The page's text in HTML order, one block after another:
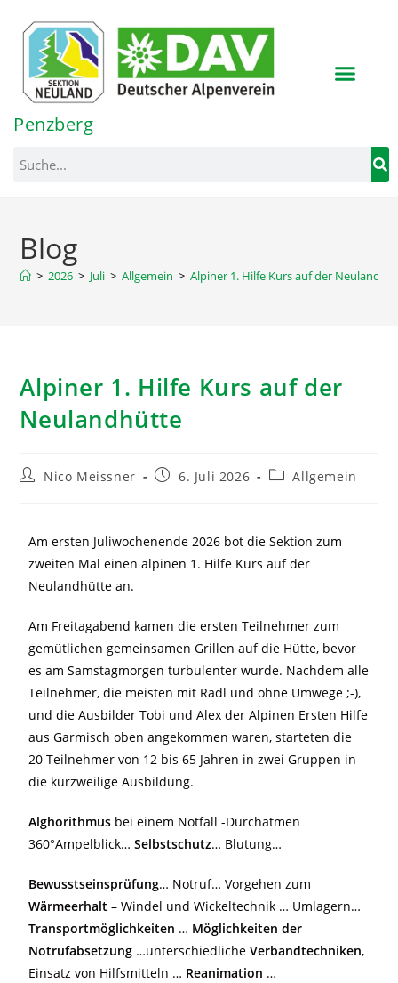
springen
Penzberg
Blog
> 2026 > Juli > Allgemein > Alpiner 1. Hilfe Kurs auf der
Alpiner 1. Hilfe Kurs auf der
Neulandhütte
Nico Meissner 6. Juli 2026 Allgemein
Am ersten Juliwochenende 2026 bot die Sektion zum
zweiten Mal einen alpinen 1. Hilfe Kurs auf der
Neulandhütte an.
Am Freitagabend kamen die ersten Teilnehmer zum
gemütlichen gemeinsamen Grillen auf die Hütte, bevor
es am Samstagmorgen turbulenter wurde. Nachdem alle
Teilnehmer, die meisten mit Radl und ohne Umwege ;-),
und die Ausbilder Tobi und Alex der Alpinen Ersten Hilfe
aus Garmisch oben angekommen waren, starteten die
20 Teilnehmer von 12 bis 65 Jahren in zwei Gruppen in
die kurzweilige Ausbildung.
Alghorithmus bei einem Notfall -Durchatmen
360°Ampelblick…Selbstschutz… Blutung…
Bewusstseinsprüfung… Notruf… Vorgehen zum
Wärmeerhalt – Windel und Wickeltechnik … Umlagern…
Transportmöglichkeiten … Möglichkeiten der
Notrufabsetzung …unterschiedlicheVerbandtechniken,
Einsatz von Hilfsmitteln … Reanimation …